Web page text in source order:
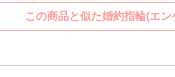
この商品と似た婚約指輪(エ